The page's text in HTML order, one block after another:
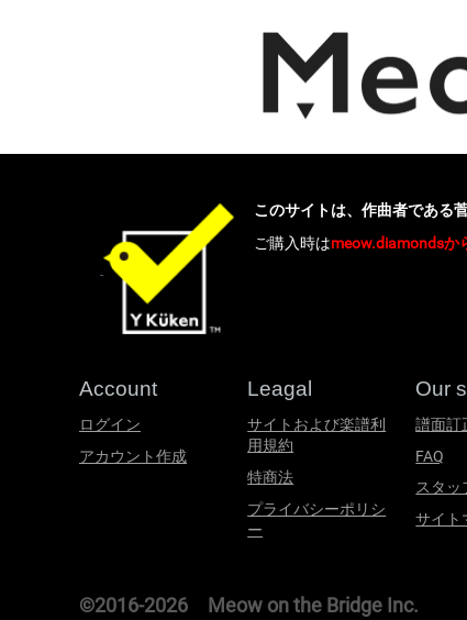
このサイトは、作曲者である
ご購入時はmeow.diamondsか
Account
ログイン
アカウント作成
Leagal
サイトおよび楽譜利
用規約
特商法
プライバシーポリシ
ー
Our
譜面訂
FAQ
スタッ
サイト
©2016-2026 Meow on the Bridge Inc.